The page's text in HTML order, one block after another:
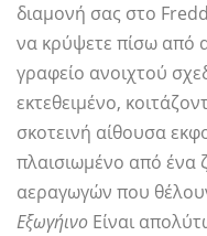
διαμονή σας στο
να κρύψετε πίσω από
γραφείο ανοιχτού
εκτεθειμένο,
σκοτεινή αίθουσα
πλαισιωμένο από ένα
αεραγωγών που
Εξωγήινο Είναι